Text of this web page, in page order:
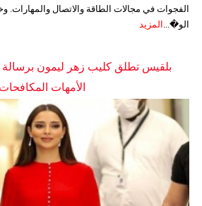
الفجوات في مجالات الطاقة والاتصال والمهارات.
الو�... المزيد
بلقيس تطلق كليب زهر ليمون برسالة
الأمهات المكافحات